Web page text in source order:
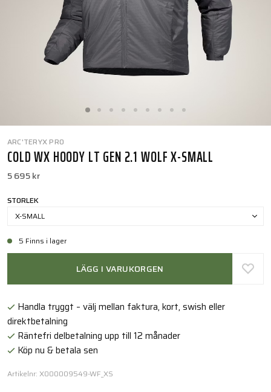
ARC'TERYX PRO
COLD WX HOODY LT GEN 2.1 WOLF X-SMALL
5 695 kr
STORLEK
X-SMALL
5 Finns i lager
LÄGG I VARUKORGEN
Handla tryggt – välj mellan faktura, kort, swish eller
direktbetalning
Räntefri delbetalning upp till 12 månader
Köp nu & betala sen
Artikelnr: X000009549-WF_XS